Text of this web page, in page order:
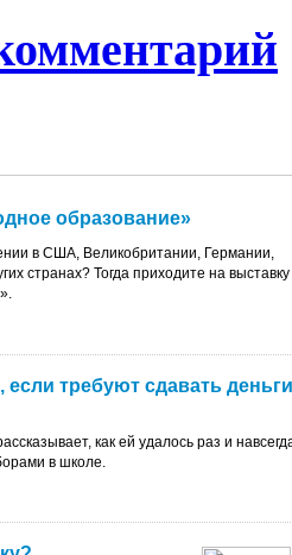
образование»
в США, Великобритании, Германии,
странах? Тогда приходите на выставку
если требуют сдавать деньги
как ей удалось раз и
в школе.